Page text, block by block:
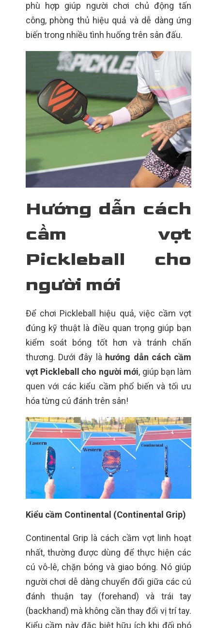
phù hợp giúp người chơi chủ động tấn
công, phòng thủ hiệu quả và dễ dàng ứng
biến trong nhiều tình huống trên sân đấu.
Hướng dẫn cách
cầm vợt
Pickleball cho
người mới
Để chơi Pickleball hiệu quả, việc cầm vợt
đúng kỹ thuật là điều quan trọng giúp bạn
kiểm soát bóng tốt hơn và tránh chấn
thương. Dưới đây là hướng dẫn cách cầm
vợt Pickleball cho người mới, giúp bạn làm
quen với các kiểu cầm phổ biến và tối ưu
hóa từng cú đánh trên sân!
Kiểu cầm Continental (Continental Grip)
Continental Grip là cách cầm vợt linh hoạt
nhất, thường được dùng để thực hiện các
cú vô-lê, chặn bóng và giao bóng. Nó giúp
người chơi dễ dàng chuyển đổi giữa các cú
đánh thuận tay (forehand) và trái tay
(backhand) mà không cần thay đổi vị trí tay.
Kiểu cầm này đặc biệt hữu ích khi đối phó